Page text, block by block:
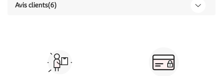
Avis clients(6)